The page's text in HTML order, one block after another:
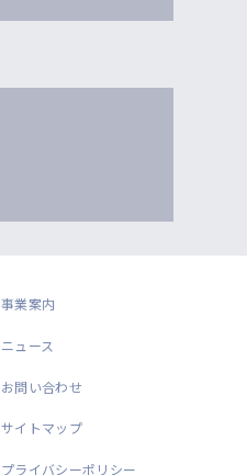
事業案内
ニュース
お問い合わせ
サイトマップ
プライバシーポリシー